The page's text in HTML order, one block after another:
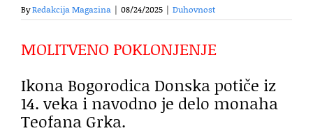
ByRedakcija Magazina 08/24/2025 Duhovnost
MOLITVENO POKLONJENJE
Ikona Bogorodica Donska potiče iz
14. veka i navodno je delo monaha
Teofana Grka.